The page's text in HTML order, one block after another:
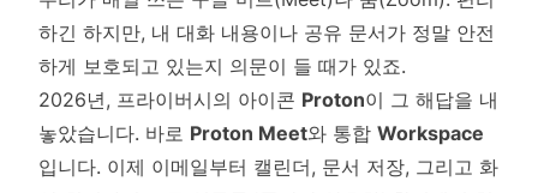
하긴 하지만, 내 대화 내용이나 공유 문서가 정말 안전
하게 보호되고 있는지 의문이 들 때가 있죠.
2026년, 프라이버시의 아이콘 Proton이 그 해답을 내
놓았습니다. 바로 Proton Meet와 통합 Workspace
입니다. 이제 이메일부터 캘린더, 문서 저장, 그리고 화